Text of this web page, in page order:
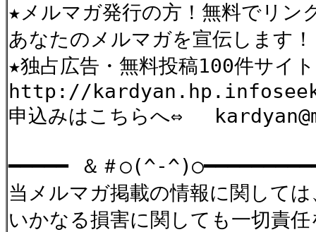
★メルマガ発行の方！無料でリン
あなたのメルマガを宣伝します！
★独占広告・無料投稿100件サイ
http://
申込みはこちらへ⇔
━━━━━ ＆＃○(^-
当メルマガ掲載の情報に関して
いかなる損害に関しても一切責